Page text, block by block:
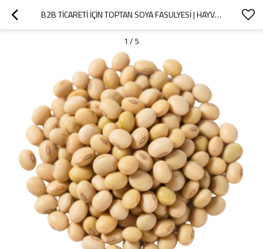
B2B TICARETI İÇIN TOPTAN SOYA FASULYESI | HAYVAN YEMI VE GIDA SINIFI | TOPLU TEDARIK ÖZEL FORMÜLASYONLAR
1 / 5